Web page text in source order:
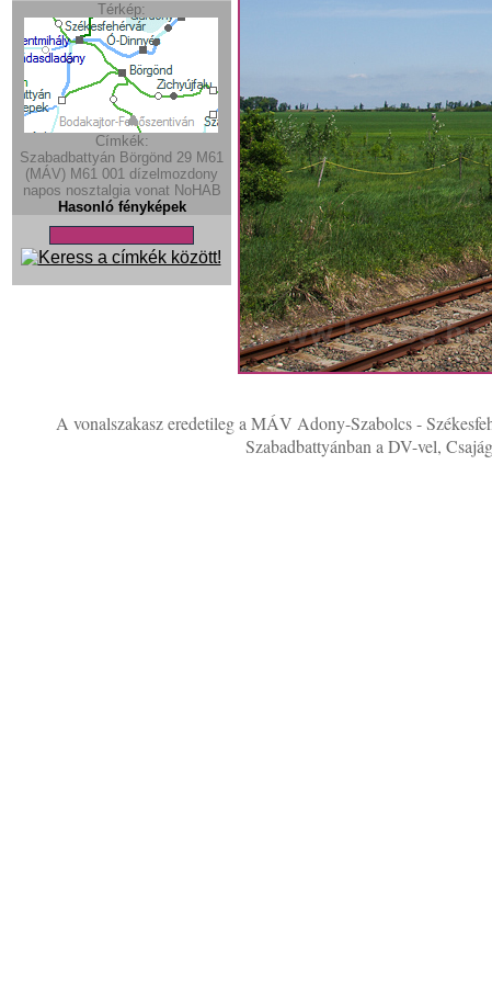
Térkép:
Címkék:
Szabadbattyán Börgönd 29 M61
(MÁV) M61 001 dízelmozdony
napos nosztalgia vonat NoHAB
Hasonló fényképek
A vonalszakasz eredetileg a MÁV Adony-Szabolcs -
Szabadbattyánban a DV-vel,